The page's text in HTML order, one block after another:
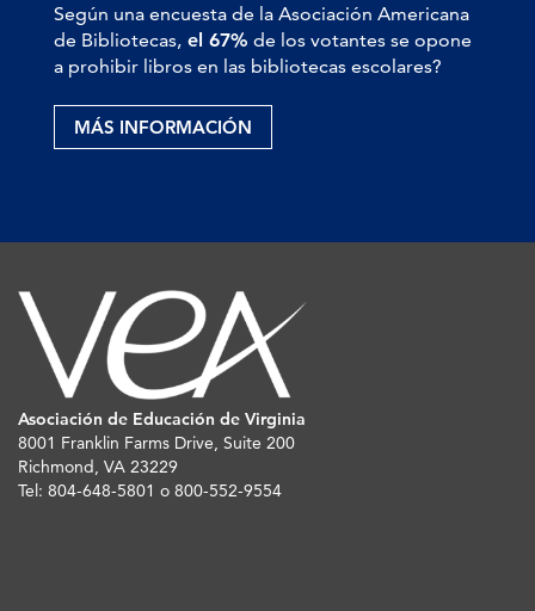
Según una encuesta de la Asociación Americana
de Bibliotecas, el 67% de los votantes se opone
a prohibir libros en las bibliotecas escolares?
MÁS INFORMACIÓN
Asociación de Educación de Virginia
8001 Franklin Farms Drive, Suite 200
Richmond, VA 23229
Tel: 804-648-5801 o 800-552-9554